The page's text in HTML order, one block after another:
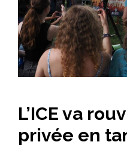
L’ICE va
privée en